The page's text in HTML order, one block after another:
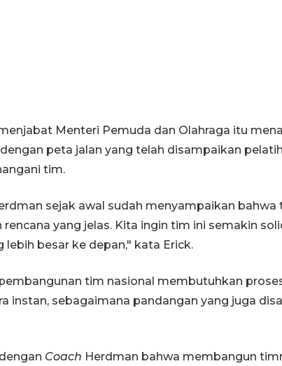
Menteri Pemuda dan Olahraga itu
peta jalan yang telah disampaikan
tim.
sejak awal sudah menyampaikan
rencana yang jelas. Kita ingin tim ini semakin
lebih besar ke depan," kata Erick.
tim nasional membutuhkan
instan, sebagaimana pandangan yang juga
Coach Herdman bahwa membangun